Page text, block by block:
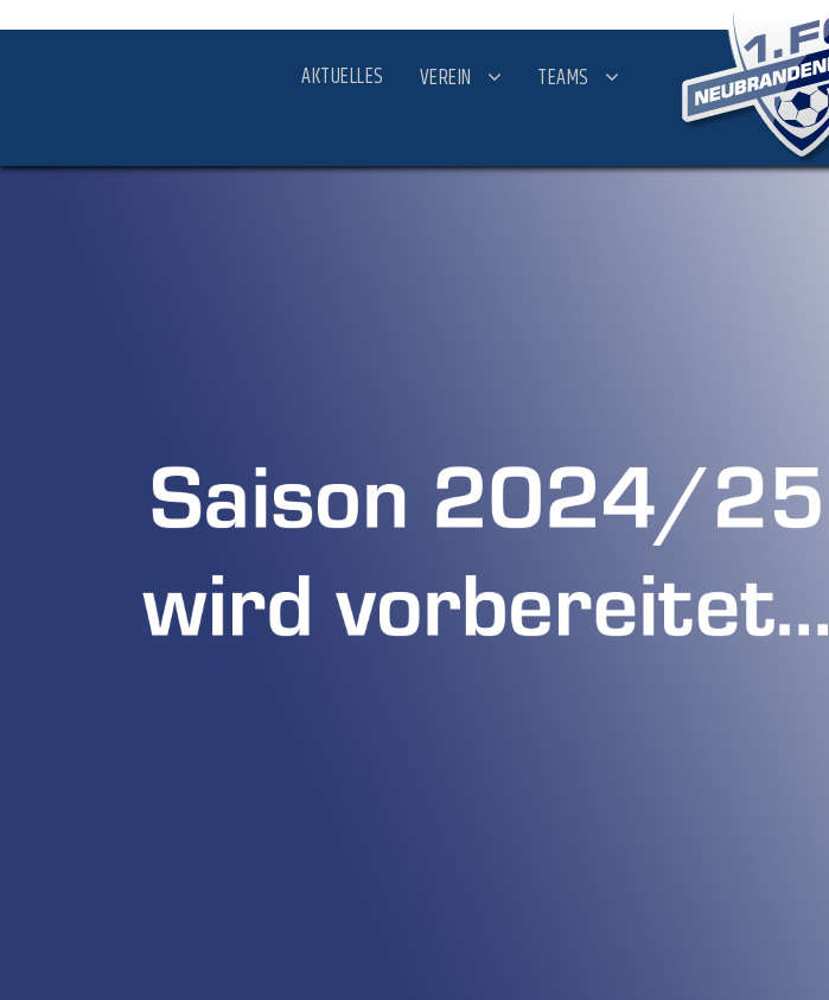
AKTUELLES VEREIN TEAMS